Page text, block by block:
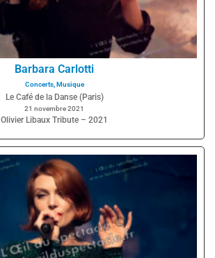
Barbara Carlotti
Concerts, Musique
Le Café de la Danse (Paris)
21 novembre 2021
Olivier Libaux Tribute – 2021